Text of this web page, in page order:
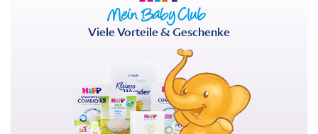
Viele Vorteile & Geschenke